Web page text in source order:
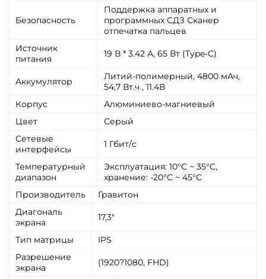
Безопасность
Поддержка аппаратных и
программных СДЗ Сканер
отпечатка пальцев
Источник
питания
19 В * 3.42 А, 65 Вт (Type-C)
Аккумулятор
Литий-полимерный, 4800 мАч,
54,7 Вт.ч , 11.4В
Корпус
Алюминиево-магниевый
Цвет
Серый
Сетевые
интерфейсы
1 Гбит/с
Температурный
диапазон
Эксплуатация: 10°C ~ 35°C,
хранение: -20°C ~ 45°C
Производитель
Гравитон
Диагональ
экрана
17,3"
Тип матрицы
IPS
Разрешение
экрана
(1920?1080, FHD)